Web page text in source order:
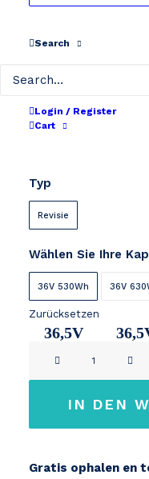
Search
Login / Register
Cart
FANTIC
Typ
Revisie
Wählen Sie Ihre
36V 530Wh
36,5V
36V
Zurücksetzen
IN DEN
Gratis ophalen en